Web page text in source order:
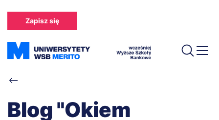
treści
Zapisz się
Ścieżka
nawigacyjna
Blog "Okiem